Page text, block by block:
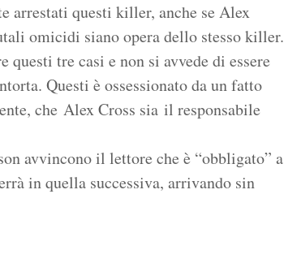
arrestati questi killer, anche se Alex
omicidi siano opera dello stesso killer.
tre casi e non si avvede di essere
Questi è ossessionato da un fatto
che Alex Cross sia il responsabile
avvincono il lettore che è “obbligato” a
in quella successiva, arrivando sin